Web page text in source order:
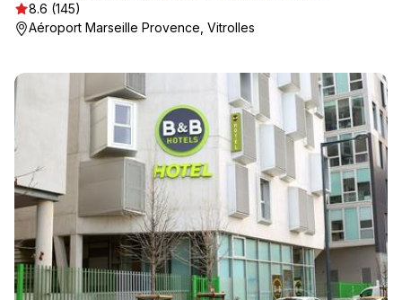
8.6 (145)
Aéroport Marseille Provence, Vitrolles